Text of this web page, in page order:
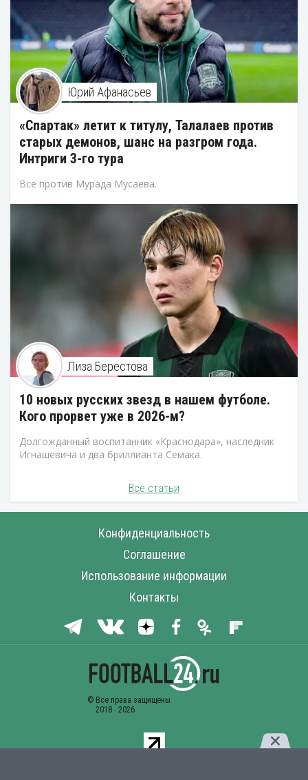
Юрий Афанасьев
«Спартак» летит к титулу, Талалаев против
старых демонов, шанс на разгром года.
Интриги 3-го тура
Все против Мурада Мусаева.
Лиза Берестова
10 новых русских звезд в нашем футболе.
Кого прорвет уже в 2026-м?
Долгожданный воспитанник «Краснодара», наследник
Игнашевича и два бриллианта Семака.
Все статьи
Конфиденциальность
Соглашение
Использование информации
Контакты